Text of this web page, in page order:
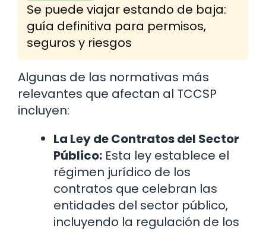
Se puede viajar estando de baja:
guía definitiva para permisos,
seguros y riesgos
Algunas de las normativas más
relevantes que afectan al TCCSP
incluyen:
La Ley de Contratos del Sector
Público: Esta ley establece el
régimen jurídico de los
contratos que celebran las
entidades del sector público,
incluyendo la regulación de los